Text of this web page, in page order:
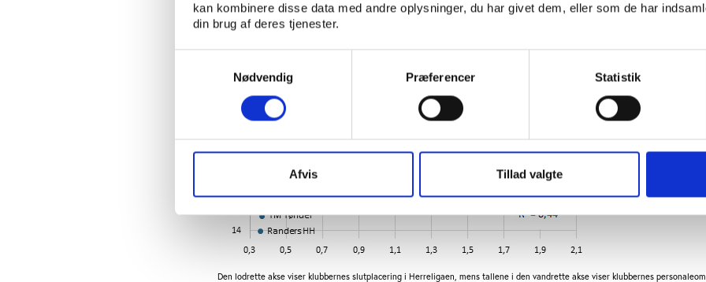
kan kombinere disse data med andre oplysninger, du har givet dem, eller som de har
din brug af deres tjenester.
Nødvendig
Præferencer Statistik
Afvis Tillad valgte
Den lodrette akse viser klubbernes slutplacering i Herreligaen, mens tallene i den vandrette akse viser klubbernes